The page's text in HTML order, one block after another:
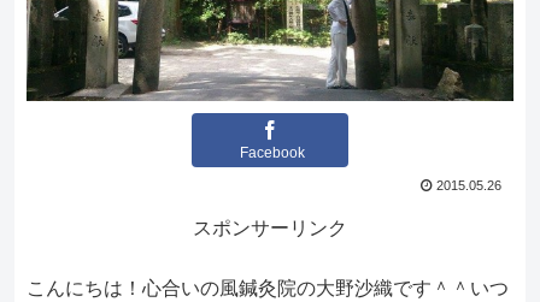
Facebook
2015.05.26
スポンサーリンク
こんにちは！心合いの風鍼灸院の大野沙織です＾＾いつ